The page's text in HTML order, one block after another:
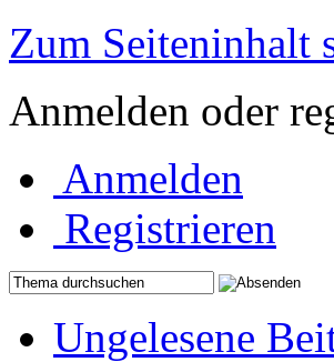
Zum Seiteninhalt
Anmelden oder
Anmelden
Registrieren
Ungelesene